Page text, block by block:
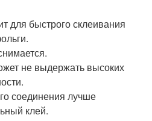
для быстрого склеивания
не выдержать высоких
соединения лучше
клей.